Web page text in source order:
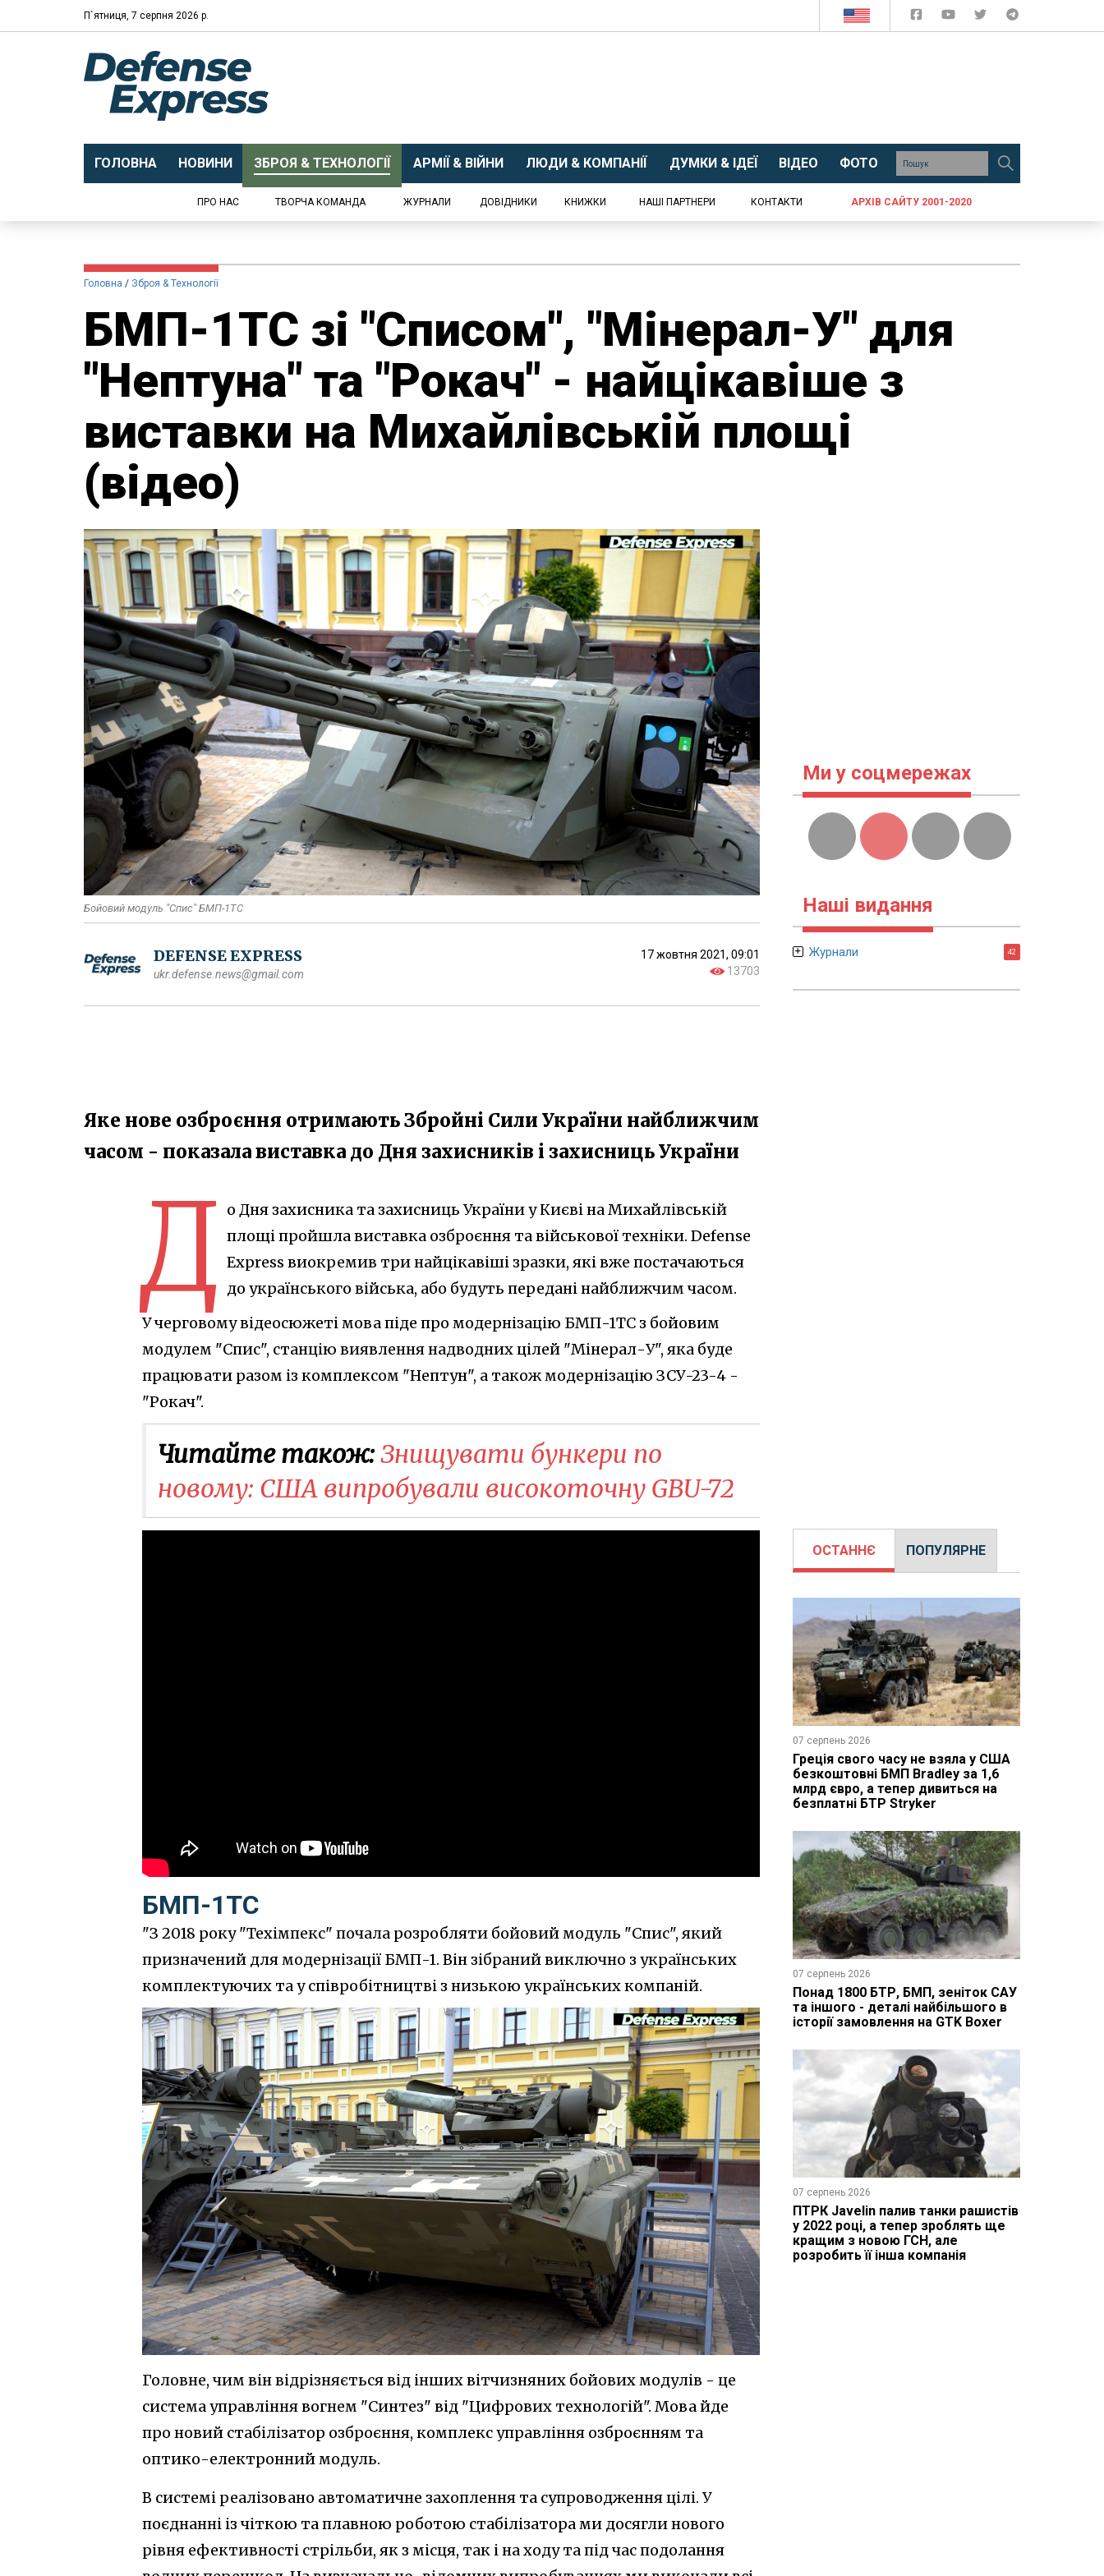
П`ятниця, 7 серпня 2026 р.
ГОЛОВНА НОВИНИ ЗБРОЯ & ТЕХНОЛОГІЇ АРМІЇ & ВІЙНИ ЛЮДИ & КОМПАНІЇ ДУМКИ & ІДЕЇ ВІДЕО ФОТО
ПРО НАС ТВОРЧА КОМАНДА ЖУРНАЛИ ДОВІДНИКИ КНИЖКИ НАШІ ПАРТНЕРИ КОНТАКТИ АРХІВ САЙТУ 2001-2020
Головна Зброя & Технології
БМП-1ТС зі "Списом", "Мінерал-У" для
"Нептуна" та "Рокач" - найцікавіше з
виставки на Михайлівській площі
(відео)
Бойовий модуль "Спис" БМП-1ТС
DEFENSE EXPRESS
ukr.defense.news@gmail.com
17 жовтня 2021, 09:01
13703
Яке нове озброєння отримають Збройні Сили України найближчим
часом - показала виставка до Дня захисників і захисниць України
Д о Дня захисника та захисниць України у Києві на Михайлівській
площі пройшла виставка озброєння та військової техніки. Defense
Express виокремив три найцікавіші зразки, які вже постачаються
до українського війська, або будуть передані найближчим часом.
У черговому відеосюжеті мова піде про модернізацію БМП-1ТС з бойовим
модулем "Спис", станцію виявлення надводних цілей "Мінерал-У", яка буде
працювати разом із комплексом "Нептун", а також модернізацію ЗСУ-23-4 -
"Рокач".
Читайте також:Знищувати бункери по
новому: США випробували високоточну GBU-72
БМП-1ТС
"З 2018 року "Техімпекс" почала розробляти бойовий модуль "Спис", який
призначений для модернізації БМП-1. Він зібраний виключно з українських
комплектуючих та у співробітництві з низькою українських компаній.
Головне, чим він відрізняється від інших вітчизняних бойових модулів - це
система управління вогнем "Синтез" від "Цифрових технологій". Мова йде
про новий стабілізатор озброєння, комплекс управління озброєнням та
оптико-електронний модуль.
В системі реалізовано автоматичне захоплення та супроводження цілі. У
поєднанні із чіткою та плавною роботою стабілізатора ми досягли нового
рівня ефективності стрільби, як з місця, так і на ходу та під час подолання
Ми у соцмережах
Наші видання
Журнали 42
ОСТАННЄ ПОПУЛЯРНЕ
07 серпень 2026
Греція свого часу не взяла у США
безкоштовні БМП Bradley за 1,6
млрд євро, а тепер дивиться на
безплатні БТР Stryker
07 серпень 2026
Понад 1800 БТР, БМП, зеніток САУ
та іншого - деталі найбільшого в
історії замовлення на GTK Boxer
07 серпень 2026
ПТРК Javelin палив танки рашистів
у 2022 році, а тепер зроблять ще
кращим з новою ГСН, але
розробить її інша компанія